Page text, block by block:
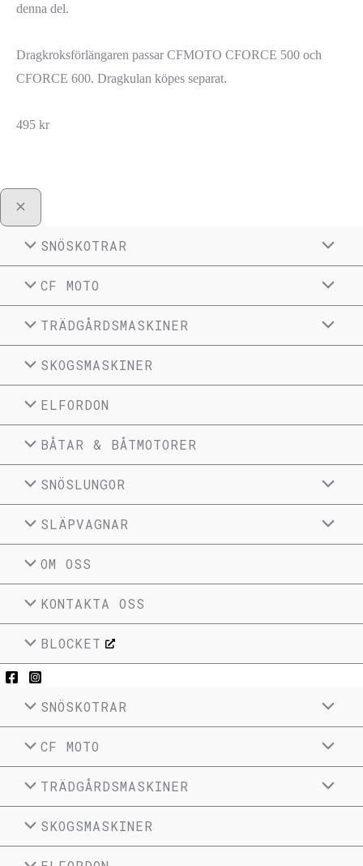
denna del.
Dragkroksförlängaren passar CFMOTO CFORCE 500 och
CFORCE 600. Dragkulan köpes separat.
495 kr
SNÖSKOTRAR
CF MOTO
TRÄDGÅRDSMASKINER
SKOGSMASKINER
ELFORDON
BÅTAR & BÅTMOTORER
SNÖSLUNGOR
SLÄPVAGNAR
OM OSS
KONTAKTA OSS
BLOCKET
SNÖSKOTRAR
CF MOTO
TRÄDGÅRDSMASKINER
SKOGSMASKINER